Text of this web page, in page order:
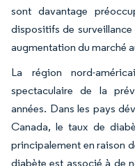
sont davantage
dispositifs de
augmentation du marché
La région nord-
spectaculaire de la
années. Dans les pays
Canada, le taux de
principalement en raison
diabète est associé à de